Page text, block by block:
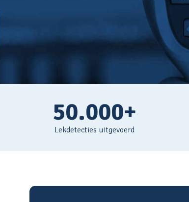
50.000+
Lekdetecties uitgevoerd